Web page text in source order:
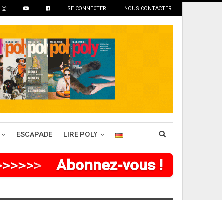
SE CONNECTER NOUS CONTACTER
ESCAPADE LIRE POLY
>>>>> Abonnez-vous !